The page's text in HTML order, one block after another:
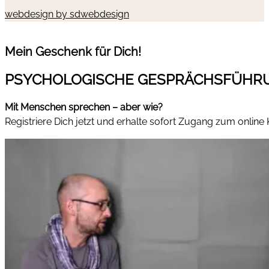
webdesign by sdwebdesign
Mein Geschenk für Dich!
PSYCHOLOGISCHE
Mit Menschen sprechen – aber wie?
Registriere Dich jetzt und erhalte sofort Zugang zum online